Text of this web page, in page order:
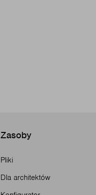
Zasoby
Pliki
Dla architektów